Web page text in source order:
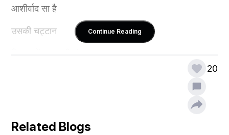
आशीर्वाद सा है
उसकी चट्टान
अरुणिमा नेवोदित
Continue Reading
20
Related Blogs